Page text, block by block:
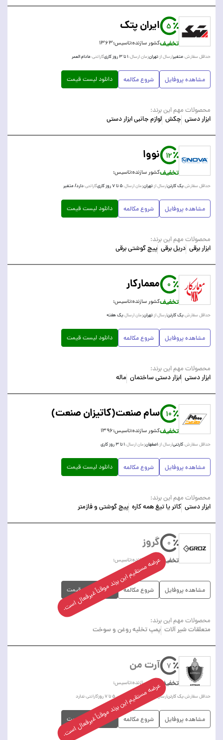
5
تخفیف
ایران پتک
کشور سازنده:تاسیس:۱۳۶۳
حداقل سفارش:متغیرارسال از:تهرانزمان ارسال:۱ تا ۳ روز کاری گارانتی:مادام العمر
مشاهده پروفایل شروع مکالمه دانلود لیست قیمت
محصولات مهم این برند:
ابزار دستی چکش لوازم جانبی ابزار دستی
12
تخفیف
نووا
کشور سازنده:تاسیس:
حداقل سفارش:یک کارتنارسال از:تهرانزمان ارسال:۵ تا ۷ روز کاری گارانتی:دارد/ متغیر
مشاهده پروفایل شروع مکالمه دانلود لیست قیمت
محصولات مهم این برند:
ابزار برقی دریل برقی پیچ گوشتی برقی
0
تخفیف
معمارکار
کشور سازنده:تاسیس:
حداقل سفارش:یک کارتنارسال از:تهرانزمان ارسال:یک هفته
مشاهده پروفایل شروع مکالمه دانلود لیست قیمت
محصولات مهم این برند:
ابزار دستی ابزار دستی ساختمان ماله
10
تخفیف
سام صنعت(کاتیزان صنعت)
کشور سازنده:تاسیس:۱۳۹۶
حداقل سفارش:کارتنیارسال از:اصفهانزمان ارسال:۱ تا ۳ روز کاری
مشاهده پروفایل شروع مکالمه دانلود لیست قیمت
محصولات مهم این برند:
ابزار دستی کاتر یا تیغ همه کاره پیچ گوشتی و فازمتر
عرضه مستقیم این برند موقتاً غیرفعال است.
0
تخفیف
گروز
کشور سازنده:تاسیس:
مشاهده پروفایل شروع مکالمه دانلود لیست قیمت
محصولات مهم این برند:
متعلقات شیر آلات پمپ تخلیه روغن و سوخت
عرضه مستقیم این برند موقتاً غیرفعال است.
7
تخفیف
آرت من
کشور سازنده:تاسیس:
حداقل سفارش:یک کارتنارسال از: تهرانزمان ارسال: بین ۵ تا ۷ روز گارانتی:ندارد
مشاهده پروفایل شروع مکالمه دانلود لیست قیمت